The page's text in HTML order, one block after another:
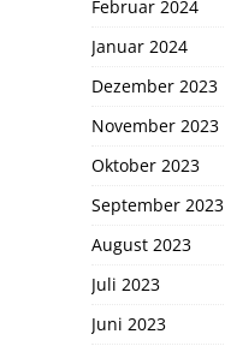
Februar 2024
Januar 2024
Dezember 2023
November 2023
Oktober 2023
September 2023
August 2023
Juli 2023
Juni 2023